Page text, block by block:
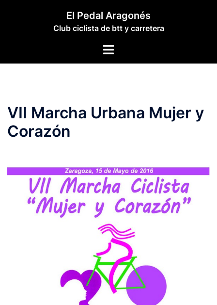
El Pedal Aragonés
Club ciclista de btt y carretera
Alternar
VII Marcha Urbana Mujer y
Corazón